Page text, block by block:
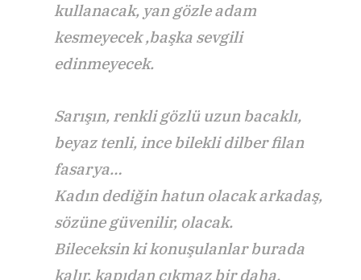
kullanacak, yan gözle adam
kesmeyecek ,başka sevgili
edinmeyecek.
Sarışın, renkli gözlü uzun bacaklı,
beyaz tenli, ince bilekli dilber filan
fasarya…
Kadın dediğin hatun olacak arkadaş,
sözüne güvenilir, olacak.
Bileceksin ki konuşulanlar burada
kalır, kapıdan çıkmaz bir daha.